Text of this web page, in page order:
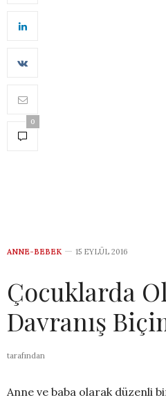
0
ANNE-BEBEK 15 EYLÜL 2016
Çocuklarda
Davranış
tarafından
Anne ve baba olarak düzenli